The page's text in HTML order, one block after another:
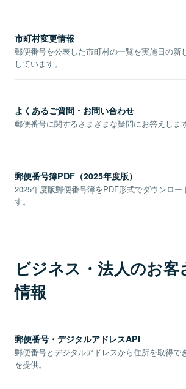
市町村変更情報
郵便番号を公表した市町村の一覧を実施日の新
しています。
よくあるご質問・お問い合わせ
郵便番号に関するさまざまな疑問にお答えします
郵便番号簿PDF（2025年度版）
2025年度版郵便番号簿をPDF形式でダウンロー
す。
ビジネス・法人のお客
情報
郵便番号・デジタルアドレスAPI
郵便番号とデジタルアドレスから住所を取得で
を提供。